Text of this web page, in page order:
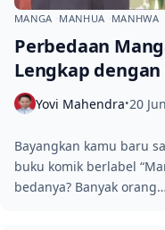
MANGA MANHUA MANHWA
Perbedaan
Lengkap dengan
Yovi Mahendra•20
Bayangkan kamu baru
buku komik berlabel
bedanya? Banyak orang…